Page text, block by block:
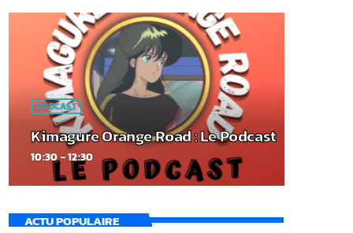
PODCAST
Kimagure Orange Road : Le Podcast
10:30 - 12:30
ACTU POPULAIRE